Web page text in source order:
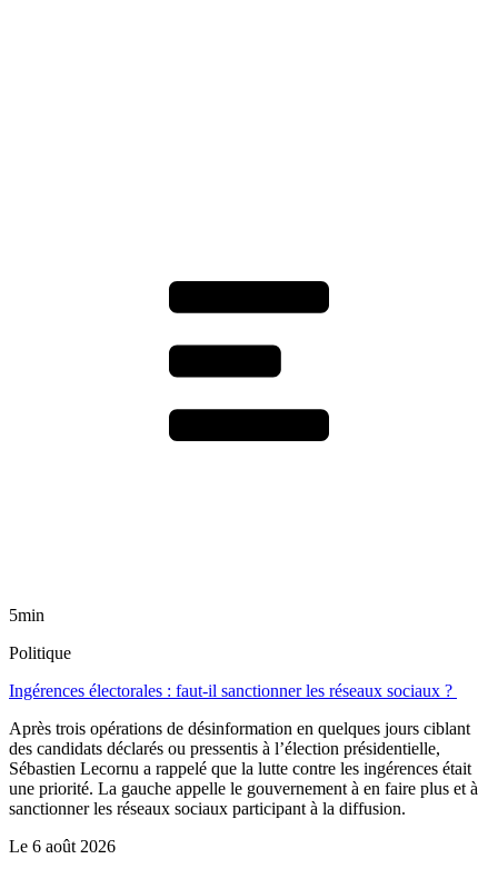
5min
Politique
Ingérences électorales : faut-il sanctionner les réseaux sociaux ?
Après trois opérations de désinformation en quelques jours ciblant
des candidats déclarés ou pressentis à l’élection présidentielle,
Sébastien Lecornu a rappelé que la lutte contre les ingérences était
une priorité. La gauche appelle le gouvernement à en faire plus et à
sanctionner les réseaux sociaux participant à la diffusion.
Le 6 août 2026